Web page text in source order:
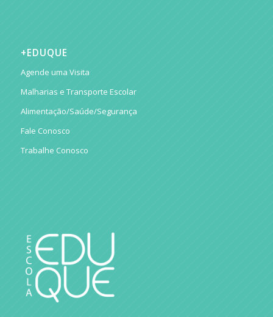
+EDUQUE
Agende uma Visita
Malharias e Transporte Escolar
Alimentação/Saúde/Segurança
Fale Conosco
Trabalhe Conosco